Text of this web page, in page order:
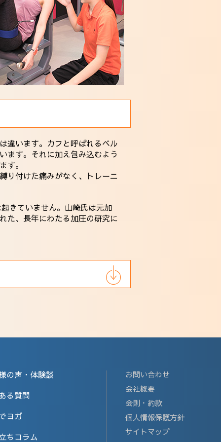
違います。カフと呼ばれるベル
ます。それに加え包み込むよう
す。
り付けた痛みがなく、トレーニ
きていません。山崎氏は元加
た、長年にわたる加圧の研究に
の声・体験談
る質問
ヨガ
ちコラム
お問い合わせ
会社概要
会則・約款
個人情報保護方針
サイトマップ